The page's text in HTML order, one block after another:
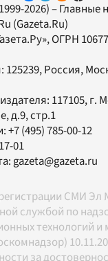
2026) – Главные
(Gazeta.Ru)
, ОГРН
125239, Россия,
117105, г.
д.9, стр.1
+7 (495) 785-00-12
01
gazeta@gazeta.ru
СМИ Эл
службой по
технологий и
за